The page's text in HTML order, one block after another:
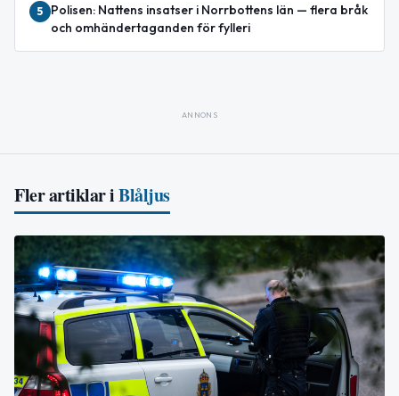
5
Polisen: Nattens insatser i Norrbottens län — flera bråk
och omhändertaganden för fylleri
ANNONS
Fler artiklar iBlåljus